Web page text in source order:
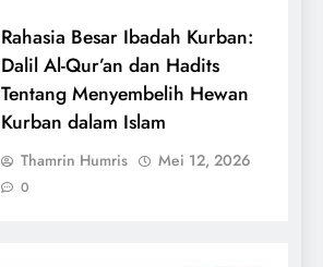
Rahasia Besar Ibadah Kurban:
Dalil Al-Qur’an dan Hadits
Tentang Menyembelih Hewan
Kurban dalam Islam
Thamrin Humris Mei 12, 2026
0